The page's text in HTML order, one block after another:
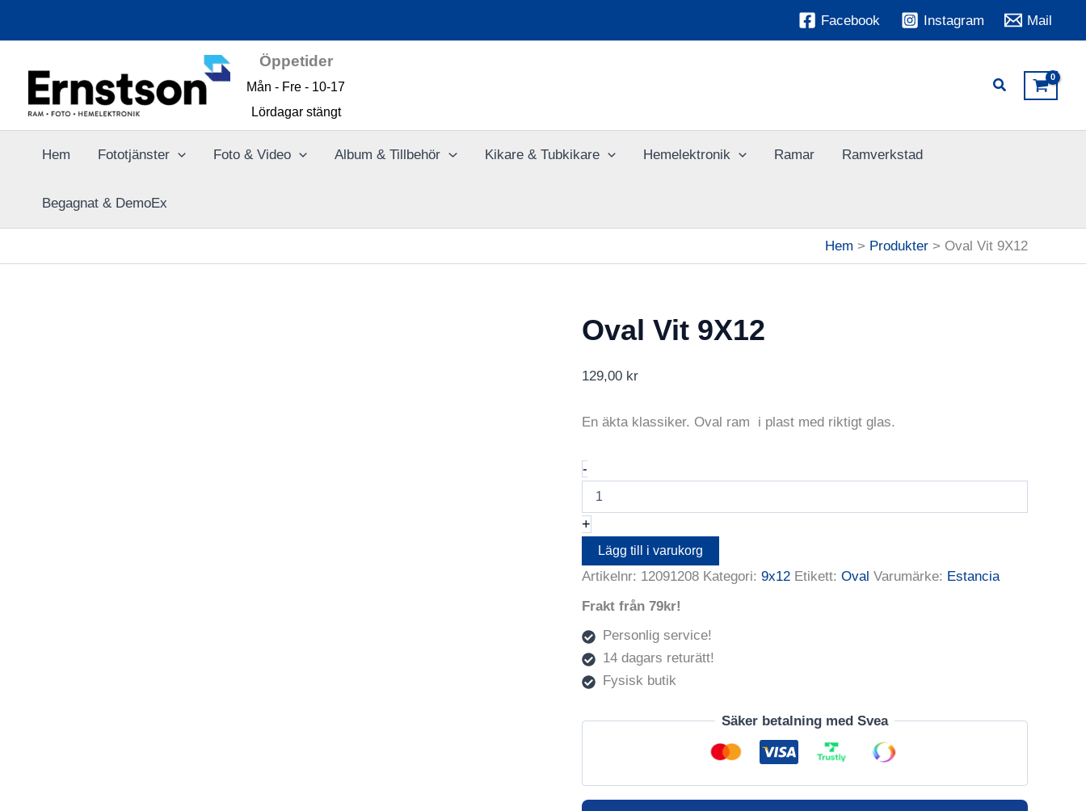
Facebook Instagram Mail
Öppetider
Mån - Fre - 10-17
Lördagar stängt
Hem Fototjänster Foto & Video Album & Tillbehör Kikare & Tubkikare Hemelektronik Ramar Ramverkstad
Begagnat & DemoEx
Hem Produkter Oval Vit 9X12
Oval Vit 9X12
129,00 kr
En äkta klassiker. Oval ram i plast med riktigt glas.
-Oval
Vit
9X12
mängd
+
Lägg till i varukorg
Artikelnr: 12091208 Kategori: 9x12 Etikett: Oval Varumärke: Estancia
Frakt från 79kr!
Personlig service!
14 dagars returätt!
Fysisk butik
Säker betalning med Svea